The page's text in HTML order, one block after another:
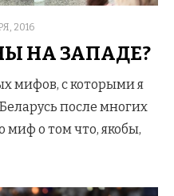
2016
НА ЗАПАДЕ?
мифов, с которыми я
после многих
миф о том что, якобы,